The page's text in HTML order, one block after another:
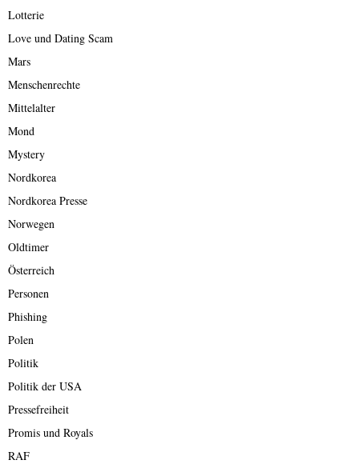
Lotterie
Love und Dating Scam
Mars
Menschenrechte
Mittelalter
Mond
Mystery
Nordkorea
Nordkorea Presse
Norwegen
Oldtimer
Österreich
Personen
Phishing
Polen
Politik
Politik der USA
Pressefreiheit
Promis und Royals
RAF